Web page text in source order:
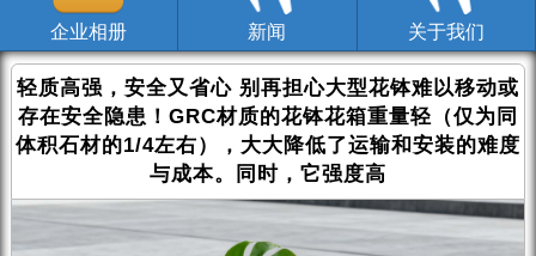
企业相册 新闻 关于我们
轻质高强，安全又省心 别再担心大型花钵难以移动或
存在安全隐患！GRC材质的花钵花箱重量轻（仅为同
体积石材的1/4左右），大大降低了运输和安装的难度
与成本。同时，它强度高